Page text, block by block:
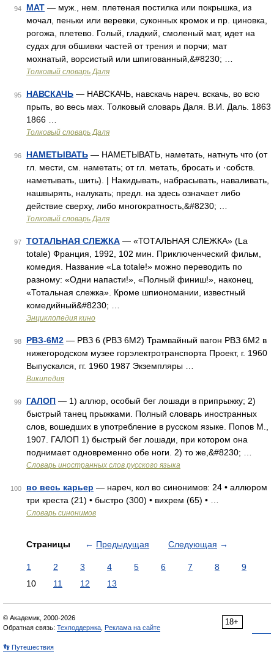
94 МАТ — муж., нем. плетеная постилка или покрышка, из
мочал, пеньки или веревки, суконных кромок и пр. циновка,
рогожа, плетево. Голый, гладкий, смоленый мат, идет на
судах для обшивки частей от трения и порчи; мат
мохнатый, ворсистый или шпигованный,&#8230; …
Толковый словарь Даля
95 НАВСКАЧЬ — НАВСКАЧЬ, навскачь нареч. вскачь, во всю
прыть, во весь мах. Толковый словарь Даля. В.И. Даль. 1863
1866 …
Толковый словарь Даля
96 НАМЕТЫВАТЬ — НАМЕТЫВАТЬ, наметать, натнуть что (от
гл. мести, см. наметать; от гл. метать, бросать и ·собств.
наметывать, шить). | Накидывать, набрасывать, наваливать,
нашвырять, налукать; предл. на здесь означает либо
действие сверху, либо многократность,&#8230; …
Толковый словарь Даля
97 ТОТАЛЬНАЯ СЛЕЖКА — «ТОТАЛЬНАЯ СЛЕЖКА» (La
totale) Франция, 1992, 102 мин. Приключенческий фильм,
комедия. Название «La totale!» можно переводить по
разному: «Одни напасти!», «Полный финиш!», наконец,
«Тотальная слежка». Кроме шпиономании, известный
комедийный&#8230; …
Энциклопедия кино
98 РВЗ-6М2 — РВЗ 6 (РВЗ 6М2) Трамвайный вагон РВЗ 6М2 в
нижегородском музее горэлектротранспорта Проект, г. 1960
Выпускался, гг. 1960 1987 Экземпляры …
Википедия
99 ГАЛОП — 1) аллюр, особый бег лошади в припрыжку; 2)
быстрый танец прыжками. Полный словарь иностранных
слов, вошедших в употребление в русском языке. Попов М.,
1907. ГАЛОП 1) быстрый бег лошади, при котором она
поднимает одновременно обе ноги. 2) то же,&#8230; …
Словарь иностранных слов русского языка
100 во весь карьер — нареч, кол во синонимов: 24 • аллюром
три креста (21) • быстро (300) • вихрем (65) • …
Словарь синонимов
Страницы ← Предыдущая Следующая →
1 2 3 4 5 6 7 8
9
10
11 12 13
18+
© Академик, 2000-2026
Обратная связь: Техподдержка Реклама на сайте
👣 Путешествия